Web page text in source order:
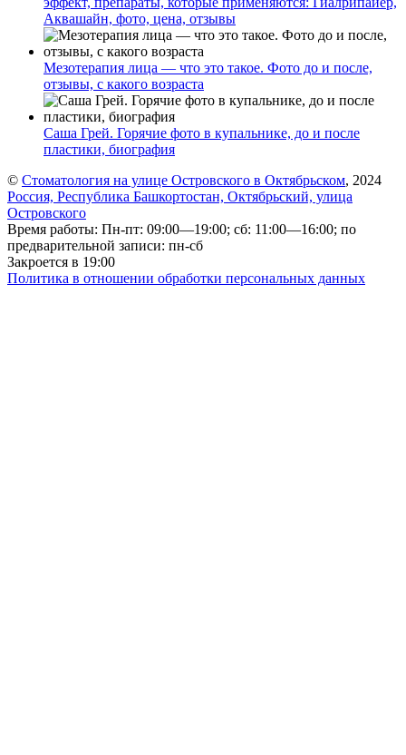
Аквашайн, фото, цена, отзывы
Мезотерапия лица — что это такое. Фото до и после,
отзывы, с какого возраста
Саша Грей. Горячие фото в купальнике, до и после
пластики, биография
© Стоматология на улице Островского в Октябрьском, 2024
Россия, Республика Башкортостан, Октябрьский, улица
Островского
Время работы: Пн-пт: 09:00—19:00; сб: 11:00—16:00; по
предварительной записи: пн-сб
Закроется в 19:00
Политика в отношении обработки персональных данных